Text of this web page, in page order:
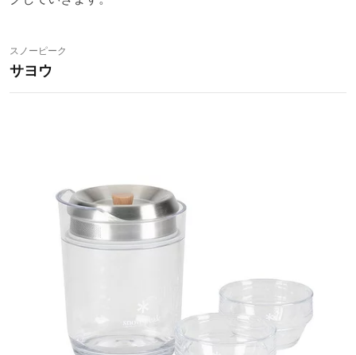
スノーピーク
サヨウ